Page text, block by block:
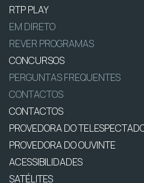
RTP PLAY
EM DIRETO
REVER PROGRAMAS
CONCURSOS
PERGUNTAS FREQUENTES
CONTACTOS
CONTACTOS
PROVEDORA DO
PROVEDORA DO OUVINTE
ACESSIBILIDADES
SATÉLITES